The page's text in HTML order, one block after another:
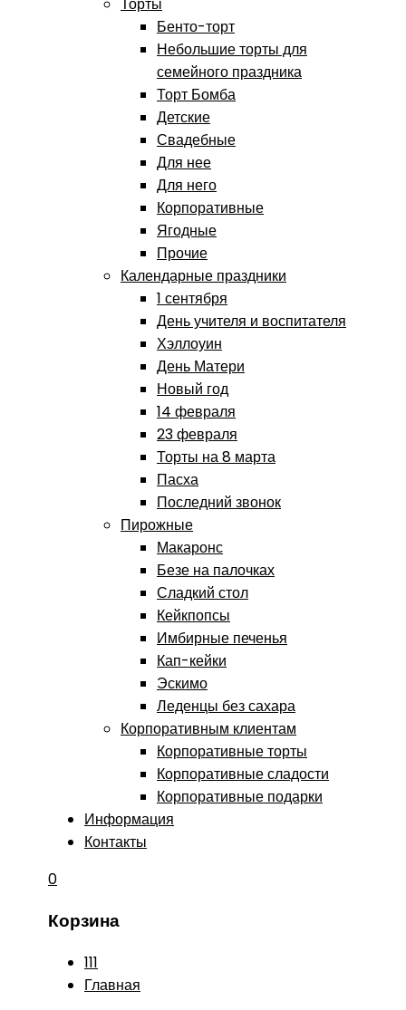
Торты
Бенто-торт
Небольшие торты для
семейного праздника
Торт Бомба
Детские
Свадебные
Для нее
Для него
Корпоративные
Ягодные
Прочие
Календарные праздники
1 сентября
День учителя и воспитателя
Хэллоуин
День Матери
Новый год
14 февраля
23 февраля
Торты на 8 марта
Пасха
Последний звонок
Пирожные
Макаронс
Безе на палочках
Сладкий стол
Кейкпопсы
Имбирные печенья
Кап-кейки
Эскимо
Леденцы без сахара
Корпоративным клиентам
Корпоративные торты
Корпоративные сладости
Корпоративные подарки
Информация
Контакты
0
Корзина
111
Главная